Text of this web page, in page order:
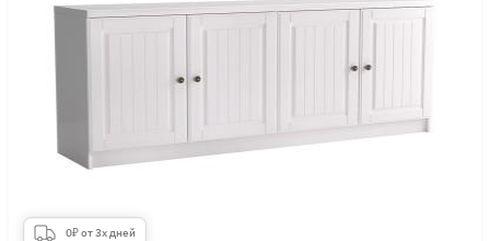
0₽ от 3х дней